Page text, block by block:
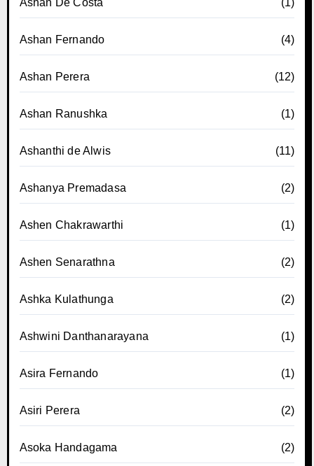
Ashan De Costa (1)
Ashan Fernando (4)
Ashan Perera (12)
Ashan Ranushka (1)
Ashanthi de Alwis (11)
Ashanya Premadasa (2)
Ashen Chakrawarthi (1)
Ashen Senarathna (2)
Ashka Kulathunga (2)
Ashwini Danthanarayana (1)
Asira Fernando (1)
Asiri Perera (2)
Asoka Handagama (2)